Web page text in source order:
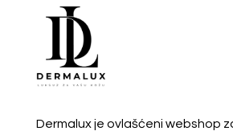
Dermalux je ovlašćeni webshop